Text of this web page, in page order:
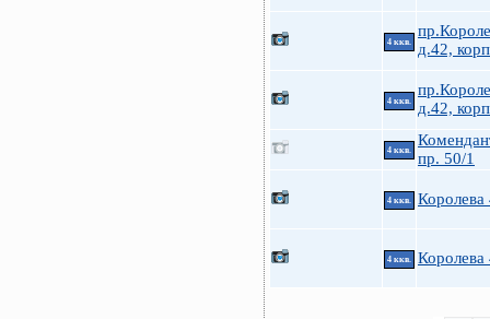
4 ккв.
д.42,
4 ккв.
д.42,
4 ккв.
пр. 50/1
4 ккв. Королева
4 ккв. Королева